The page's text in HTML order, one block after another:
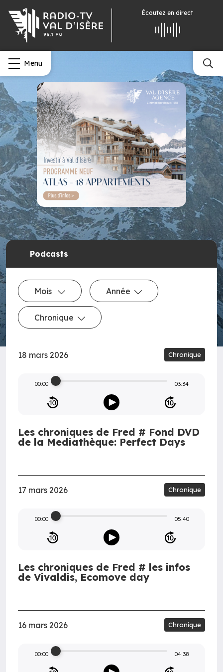
Écoutez en direct
Menu
Podcasts
Mois Année
Chronique
18 mars 2026 Chronique
00:00 03:34
Les chroniques de Fred # Fond DVD
de la Mediathèque: Perfect Days
17 mars 2026 Chronique
00:00 05:40
Les chroniques de Fred # les infos
de Vivaldis, Ecomove day
16 mars 2026 Chronique
00:00 04:38